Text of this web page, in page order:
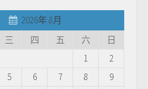
2026年 8月
三 四 五 六
日
1
2
5 6 7 8
9